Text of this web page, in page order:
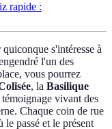
rapide :
s'intéresse à
l'un des
vous pourrez
, la Basilique
vivant des
Chaque coin de rue
passé et le présent